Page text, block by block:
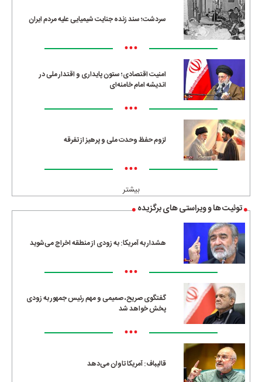
سردشت؛ سند زنده جنایت شیمیایی علیه مردم ایران
•••
امنیت اقتصادی؛ ستون پایداری و اقتدار ملی در
اندیشه امام خامنه‌ای
•••
لزوم حفظ وحدت ملی و پرهیز از تفرقه
•••
بیشتر
توئیت ها و ویراستی های برگزیده
هشدار به آمریکا: به زودی از منطقه اخراج می‌شوید
•••
گفتگوی صریح، صمیمی و مهم رئیس جمهور به زودی
پخش خواهد شد
•••
قالیباف: آمریکا تاوان می‌دهد